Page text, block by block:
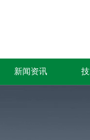
新闻资讯